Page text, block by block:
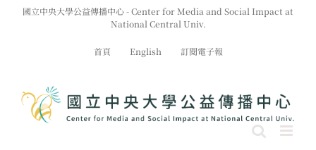
國立中央大學公益傳播中心 - Center for Media and Social Impact at
National Central Univ.
首頁 English 訂閱電子報